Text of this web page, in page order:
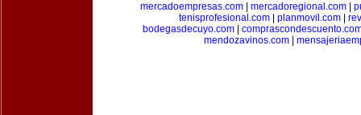
mercadoempresas.com| mercadoregional.com|
tenisprofesional.com
planmovil.com
bodegasdecuyo.com
mendozavinos.com|